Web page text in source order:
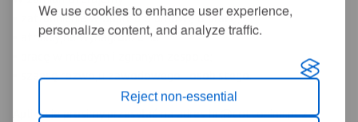
We use cookies to enhance user experience,
personalize content, and analyze traffic.
Reject non-essential
• zatrudnienie w oparciu o umowę o pracę;
• atrakcyjne wynagrodzenie;
• szansę rozwoju zawodowego i osobistego.
Aplikacje prosimy przesyłać na adreshr@cottonina.plz